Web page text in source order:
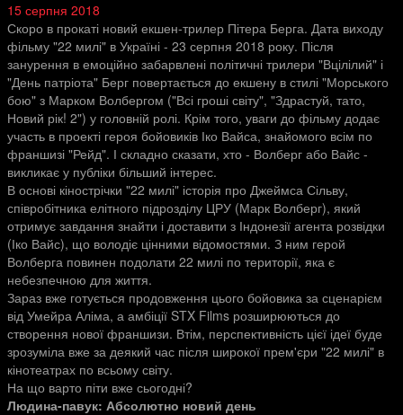
15 серпня 2018
Скоро в прокаті новий екшен-трилер Пітера Берга. Дата виходу
фільму "22 милі" в Україні - 23 серпня 2018 року. Після
занурення в емоційно забарвлені політичні трилери "Вцілілий" і
"День патріота" Берг повертається до екшену в стилі "Морського
бою" з Марком Волбергом ("Всі гроші світу", "Здрастуй, тато,
Новий рік! 2") у головній ролі. Крім того, уваги до фільму додає
участь в проекті героя бойовиків Іко Вайса, знайомого всім по
франшизі "Рейд". І складно сказати, хто - Волберг або Вайс -
викликає у публіки більший інтерес.
В основі кінострічки "22 милі" історія про Джеймса Сільву,
співробітника елітного підрозділу ЦРУ (Марк Волберг), який
отримує завдання знайти і доставити з Індонезії агента розвідки
(Іко Вайс), що володіє цінними відомостями. З ним герой
Волберга повинен подолати 22 милі по території, яка є
небезпечною для життя.
Зараз вже готується продовження цього бойовика за сценарієм
від Умейра Аліма, а амбіції STX Films розширюються до
створення нової франшизи. Втім, перспективність цієї ідеї буде
зрозуміла вже за деякий час після широкої прем'єри "22 милі" в
кінотеатрах по всьому світу.
На що варто піти вже сьогодні?
Людина-павук: Абсолютно новий день